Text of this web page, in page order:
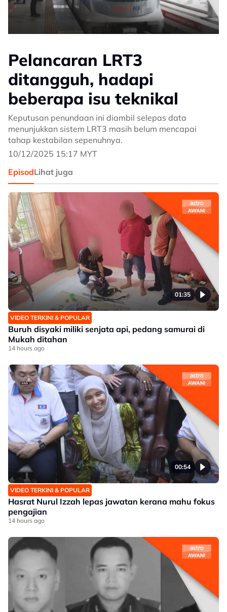
Pelancaran LRT3
ditangguh, hadapi
beberapa isu teknikal
Keputusan penundaan ini diambil selepas data
menunjukkan sistem LRT3 masih belum mencapai
tahap kestabilan sepenuhnya.
10/12/2025 15:17 MYT
EpisodLihat juga
01:35
VIDEO TERKINI & POPULAR
Buruh disyaki miliki senjata api, pedang samurai di
Mukah ditahan
14 hours ago
00:54
VIDEO TERKINI & POPULAR
Hasrat Nurul Izzah lepas jawatan kerana mahu fokus
pengajian
14 hours ago